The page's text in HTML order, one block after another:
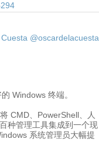
@oscardelacuesta
Windows 终端。
CMD、PowerShell、人
种管理工具集成到一个现
系统管理员大幅提